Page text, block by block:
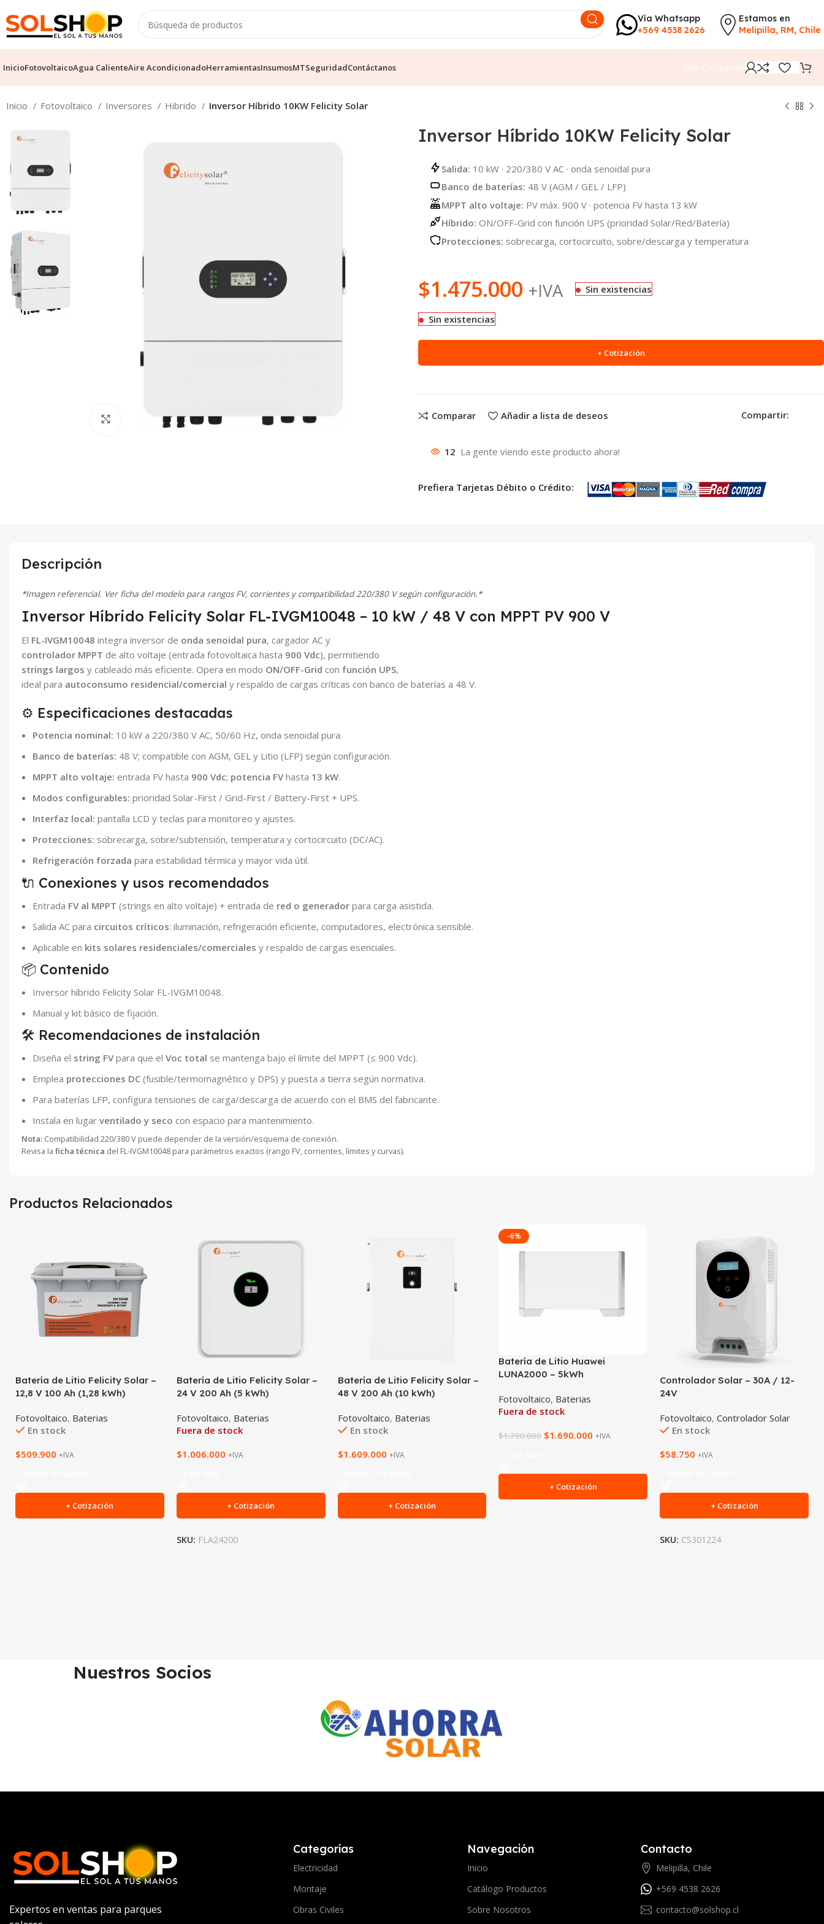
Vía Whatsapp
+569 4538 2626
Estamos en
Melipilla, RM, Chile
InicioFotovoltaicoAgua CalienteAire AcondicionadoHerramientasInsumosMTSeguridadContáctanos Ver Cotización
Inicio Fotovoltaico Inversores Hibrido Inversor Híbrido 10KW Felicity Solar
Haga Click para agrandar
Inversor Híbrido 10KW Felicity Solar
Salida: 10 kW · 220/380 V AC · onda senoidal pura
Banco de baterías: 48 V (AGM / GEL / LFP)
MPPT alto voltaje: PV máx. 900 V · potencia FV hasta 13 kW
Híbrido: ON/OFF-Grid con función UPS (prioridad Solar/Red/Batería)
Protecciones: sobrecarga, cortocircuito, sobre/descarga y temperatura
$1.475.000 +IVA Sin existencias
Sin existencias
+ Cotización
Comparar Añadir a lista de deseos Compartir:
12 La gente viendo este producto ahora!
Prefiera Tarjetas Débito o Crédito:
Descripción
*Imagen referencial. Ver ficha del modelo para rangos FV, corrientes y compatibilidad 220/380 V según configuración.*
Inversor Híbrido Felicity Solar FL-IVGM10048 – 10 kW / 48 V con MPPT PV 900 V
El FL-IVGM10048 integra inversor de onda senoidal pura, cargador AC y
controlador MPPT de alto voltaje (entrada fotovoltaica hasta 900 Vdc), permitiendo
strings largos y cableado más eficiente. Opera en modo ON/OFF-Grid con función UPS,
ideal para autoconsumo residencial/comercial y respaldo de cargas críticas con banco de baterías a 48 V.
⚙️ Especificaciones destacadas
Potencia nominal: 10 kW a 220/380 V AC, 50/60 Hz, onda senoidal pura.
Banco de baterías: 48 V; compatible con AGM, GEL y Litio (LFP) según configuración.
MPPT alto voltaje: entrada FV hasta 900 Vdc; potencia FV hasta 13 kW.
Modos configurables: prioridad Solar-First / Grid-First / Battery-First + UPS.
Interfaz local: pantalla LCD y teclas para monitoreo y ajustes.
Protecciones: sobrecarga, sobre/subtensión, temperatura y cortocircuito (DC/AC).
Refrigeración forzada para estabilidad térmica y mayor vida útil.
🔌 Conexiones y usos recomendados
Entrada FV al MPPT (strings en alto voltaje) + entrada de red o generador para carga asistida.
Salida AC para circuitos críticos: iluminación, refrigeración eficiente, computadores, electrónica sensible.
Aplicable en kits solares residenciales/comerciales y respaldo de cargas esenciales.
📦 Contenido
Inversor híbrido Felicity Solar FL-IVGM10048.
Manual y kit básico de fijación.
🛠️ Recomendaciones de instalación
Diseña el string FV para que el Voc total se mantenga bajo el límite del MPPT (≤ 900 Vdc).
Emplea protecciones DC (fusible/termomagnético y DPS) y puesta a tierra según normativa.
Para baterías LFP, configura tensiones de carga/descarga de acuerdo con el BMS del fabricante.
Instala en lugar ventilado y seco con espacio para mantenimiento.
Nota: Compatibilidad 220/380 V puede depender de la versión/esquema de conexión.
Revisa la ficha técnica del FL-IVGM10048 para parámetros exactos (rango FV, corrientes, límites y curvas).
Productos Relacionados
Batería de Litio Felicity Solar –
12,8 V 100 Ah (1,28 kWh)
Fotovoltaico, Baterias
En stock
$509.900 +IVA
+ Cotización
Batería de Litio Felicity Solar –
24 V 200 Ah (5 kWh)
Fotovoltaico, Baterias
Fuera de stock
$1.006.000 +IVA
+ Cotización
SKU: FLA24200
Batería de Litio Felicity Solar –
48 V 200 Ah (10 kWh)
Fotovoltaico, Baterias
En stock
$1.609.000 +IVA
+ Cotización
-6%
Batería de Litio Huawei
LUNA2000 – 5kWh
Fotovoltaico, Baterias
Fuera de stock
$1.790.000 $1.690.000 +IVA
+ Cotización
Controlador Solar – 30A / 12-
24V
Fotovoltaico,Controlador Solar
En stock
$58.750 +IVA
+ Cotización
SKU: CS301224
Nuestros Socios
Expertos en ventas para parques
Categorías
Electricidad
Montaje
Obras Civiles
Navegación
Inicio
Catálogo Productos
Sobre Nosotros
Contacto
Melipilla, Chile
+569 4538 2626
contacto@solshop.cl